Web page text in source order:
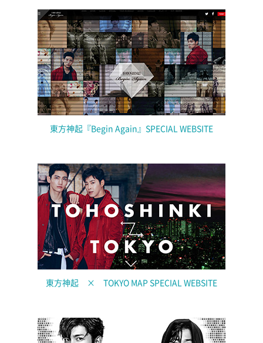
東方神起『Begin Again』SPECIAL WEBSITE
東方神起 × TOKYO MAP SPECIAL WEBSITE